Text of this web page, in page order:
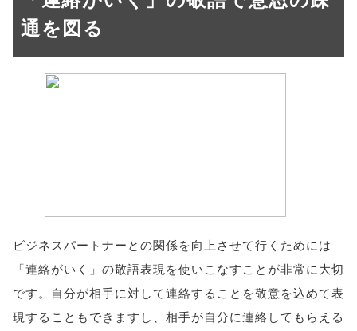
通を図る
ビジネスパートナーとの関係を向上させて行くためには
「連絡がいく」の敬語表現を使いこなすことが非常に大切
です。自分が相手に対して連絡することを敬意を込めて表
現することもできますし、相手が自分に連絡してもらえる